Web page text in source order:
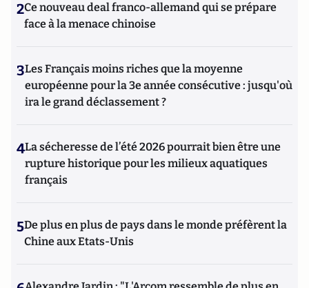
2Ce nouveau deal franco-allemand qui se prépare
face à la menace chinoise
3Les Français moins riches que la moyenne
européenne pour la 3e année consécutive : jusqu'où
ira le grand déclassement ?
4La sécheresse de l’été 2026 pourrait bien être une
rupture historique pour les milieux aquatiques
français
5De plus en plus de pays dans le monde préfèrent la
Chine aux Etats-Unis